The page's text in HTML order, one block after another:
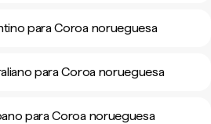
para Coroa norueguesa
para Coroa norueguesa
para Coroa norueguesa